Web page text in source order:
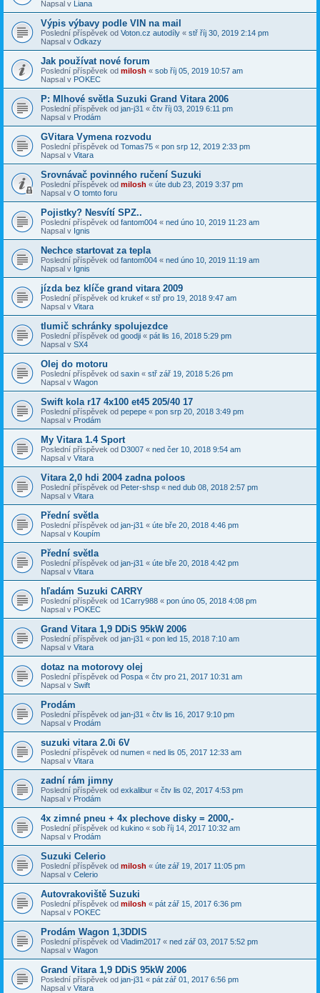
Napsal v Liana
Výpis výbavy podle VIN na mail
Poslední příspěvek od Voton.cz autodíly « stř říj 30, 2019 2:14 pm
Napsal v Odkazy
Jak používat nové forum
Poslední příspěvek od milosh « sob říj 05, 2019 10:57 am
Napsal v POKEC
P: Mlhové světla Suzuki Grand Vitara 2006
Poslední příspěvek od jan-j31 « čtv říj 03, 2019 6:11 pm
Napsal v Prodám
GVitara Vymena rozvodu
Poslední příspěvek od Tomas75 « pon srp 12, 2019 2:33 pm
Napsal v Vitara
Srovnávač povinného ručení Suzuki
Poslední příspěvek od milosh « úte dub 23, 2019 3:37 pm
Napsal v O tomto foru
Pojistky? Nesvítí SPZ..
Poslední příspěvek od fantom004 « ned úno 10, 2019 11:23 am
Napsal v Ignis
Nechce startovat za tepla
Poslední příspěvek od fantom004 « ned úno 10, 2019 11:19 am
Napsal v Ignis
jízda bez klíče grand vitara 2009
Poslední příspěvek od krukef « stř pro 19, 2018 9:47 am
Napsal v Vitara
tlumič schránky spolujezdce
Poslední příspěvek od goodji « pát lis 16, 2018 5:29 pm
Napsal v SX4
Olej do motoru
Poslední příspěvek od saxin « stř zář 19, 2018 5:26 pm
Napsal v Wagon
Swift kola r17 4x100 et45 205/40 17
Poslední příspěvek od pepepe « pon srp 20, 2018 3:49 pm
Napsal v Prodám
My Vitara 1.4 Sport
Poslední příspěvek od D3007 « ned čer 10, 2018 9:54 am
Napsal v Vitara
Vitara 2,0 hdi 2004 zadna poloos
Poslední příspěvek od Peter-shsp « ned dub 08, 2018 2:57 pm
Napsal v Vitara
Přední světla
Poslední příspěvek od jan-j31 « úte bře 20, 2018 4:46 pm
Napsal v Koupím
Přední světla
Poslední příspěvek od jan-j31 « úte bře 20, 2018 4:42 pm
Napsal v Vitara
hľadám Suzuki CARRY
Poslední příspěvek od 1Carry988 « pon úno 05, 2018 4:08 pm
Napsal v POKEC
Grand Vitara 1,9 DDiS 95kW 2006
Poslední příspěvek od jan-j31 « pon led 15, 2018 7:10 am
Napsal v Vitara
dotaz na motorovy olej
Poslední příspěvek od Pospa « čtv pro 21, 2017 10:31 am
Napsal v Swift
Prodám
Poslední příspěvek od jan-j31 « čtv lis 16, 2017 9:10 pm
Napsal v Prodám
suzuki vitara 2.0i 6V
Poslední příspěvek od numen « ned lis 05, 2017 12:33 am
Napsal v Vitara
zadní rám jimny
Poslední příspěvek od exkalibur « čtv lis 02, 2017 4:53 pm
Napsal v Prodám
4x zimné pneu + 4x plechove disky = 2000,-
Poslední příspěvek od kukino « sob říj 14, 2017 10:32 am
Napsal v Prodám
Suzuki Celerio
Poslední příspěvek od milosh « úte zář 19, 2017 11:05 pm
Napsal v Celerio
Autovrakoviště Suzuki
Poslední příspěvek od milosh « pát zář 15, 2017 6:36 pm
Napsal v POKEC
Prodám Wagon 1,3DDIS
Poslední příspěvek od Vladim2017 « ned zář 03, 2017 5:52 pm
Napsal v Wagon
Grand Vitara 1,9 DDiS 95kW 2006
Poslední příspěvek od jan-j31 « pát zář 01, 2017 6:56 pm
Napsal v Vitara